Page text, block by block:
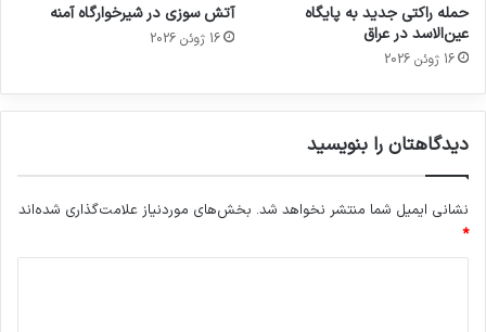
حمله راکتی جدید به پایگاه
عین‌الاسد در عراق
16 ژوئن 2026
آتش سوزی در شیرخوارگاه آمنه
16 ژوئن 2026
دیدگاهتان را بنویسید
نشانی ایمیل شما منتشر نخواهد شد. بخش‌های موردنیاز علامت‌گذاری شده‌اند
*